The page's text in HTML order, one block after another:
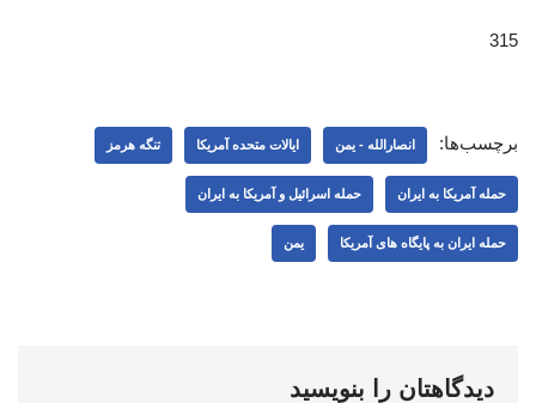
315
برچسب‌ها: انصارالله - یمن ایالات متحده آمریکا تنگه هرمز
حمله آمریکا به ایران حمله اسرائیل و آمریکا به ایران
حمله ایران به پایگاه های آمریکا یمن
دیدگاهتان را بنویسید